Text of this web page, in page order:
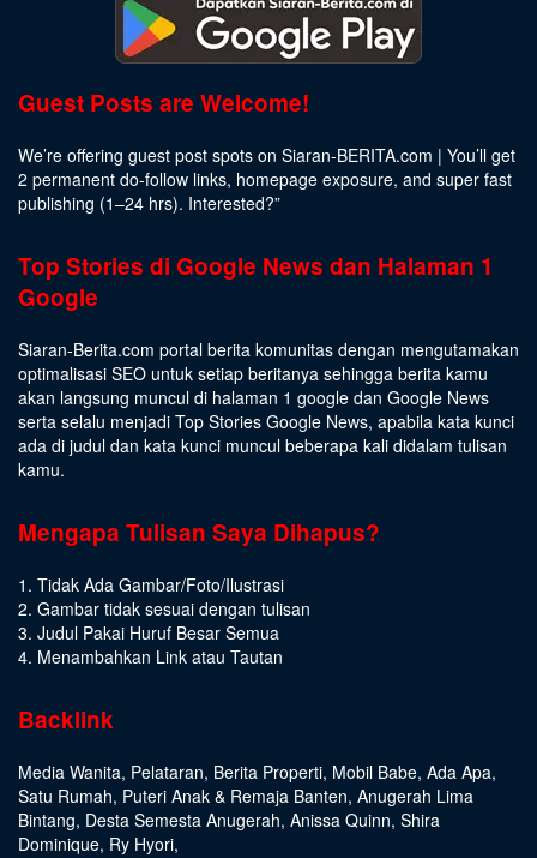
Guest Posts are Welcome!
We’re offering guest post spots on Siaran-BERITA.com | You’ll get
2 permanent do-follow links, homepage exposure, and super fast
publishing (1–24 hrs). Interested?”
Top Stories di Google News dan Halaman 1
Google
Siaran-Berita.com portal berita komunitas dengan mengutamakan
optimalisasi SEO untuk setiap beritanya sehingga berita kamu
akan langsung muncul di halaman 1 google dan Google News
serta selalu menjadi Top Stories Google News, apabila kata kunci
ada di judul dan kata kunci muncul beberapa kali didalam tulisan
kamu.
Mengapa Tulisan Saya Dihapus?
1. Tidak Ada Gambar/Foto/Ilustrasi
2. Gambar tidak sesuai dengan tulisan
3. Judul Pakai Huruf Besar Semua
4. Menambahkan Link atau Tautan
Backlink
Media Wanita, Pelataran, Berita Properti, Mobil Babe, Ada Apa,
Satu Rumah, Puteri Anak & Remaja Banten, Anugerah Lima
Bintang, Desta Semesta Anugerah, Anissa Quinn, Shira
Dominique, Ry Hyori,